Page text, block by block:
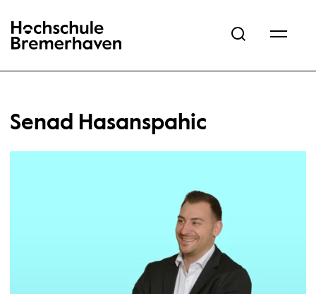
Hochschule Bremerhaven
Senad Hasanspahic